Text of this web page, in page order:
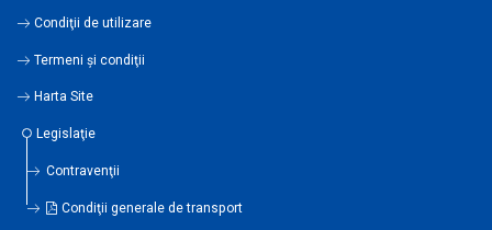
Condiţii de utilizare
Termeni şi condiţii
Harta Site
Legislaţie
Contravenţii
Condiţii generale de transport